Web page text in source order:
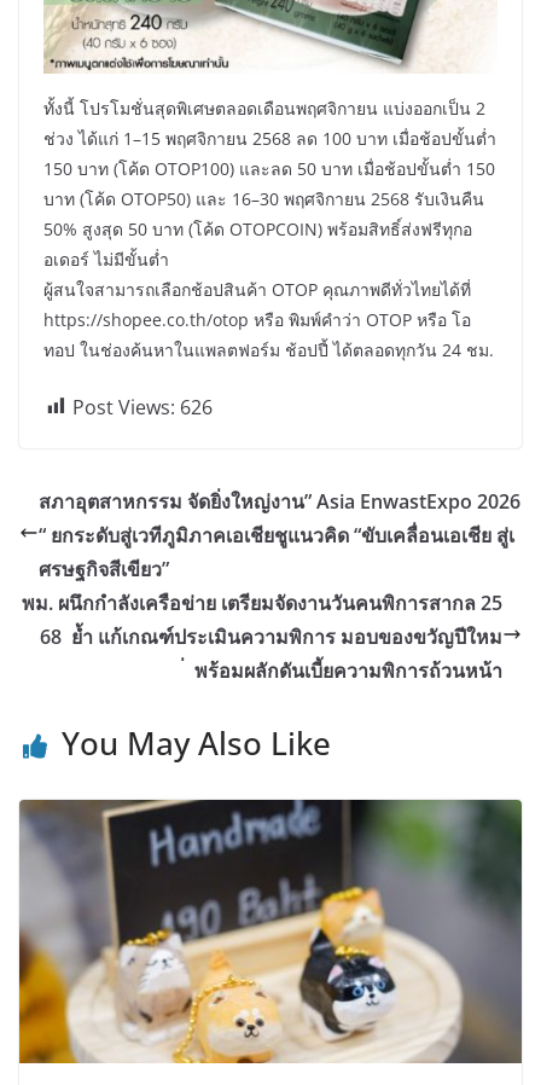
ทั้งนี้ โปรโมชั่นสุดพิเศษตลอดเดือนพฤศจิกายน แบ่งออกเป็น 2
ช่วง ได้แก่ 1–15 พฤศจิกายน 2568 ลด 100 บาท เมื่อช้อปขั้นต่ำ
150 บาท (โค้ด OTOP100) และลด 50 บาท เมื่อช้อปขั้นต่ำ 150
บาท (โค้ด OTOP50) และ 16–30 พฤศจิกายน 2568 รับเงินคืน
50% สูงสุด 50 บาท (โค้ด OTOPCOIN) พร้อมสิทธิ์ส่งฟรีทุกอ
อเดอร์ ไม่มีขั้นต่ำ
ผู้สนใจสามารถเลือกช้อปสินค้า OTOP คุณภาพดีทั่วไทยได้ที่
https://shopee.co.th/otop หรือ พิมพ์คำว่า OTOP หรือ โอ
ทอป ในช่องค้นหาในแพลตฟอร์ม ช้อปปี้ ได้ตลอดทุกวัน 24 ชม.
Post Views: 626
สภาอุตสาหกรรม จัดยิ่งใหญ่งาน” Asia EnwastExpo 2026
“ ยกระดับสู่เวทีภูมิภาคเอเชียชูแนวคิด “ขับเคลื่อนเอเชีย สู่เ
ศรษฐกิจสีเขียว”
พม. ผนึกกำลังเครือข่าย เตรียมจัดงานวันคนพิการสากล 25
68 ย้ำ แก้เกณฑ์ประเมินความพิการ มอบของขวัญปีใหม
่ พร้อมผลักดันเบี้ยความพิการถ้วนหน้า
You May Also Like